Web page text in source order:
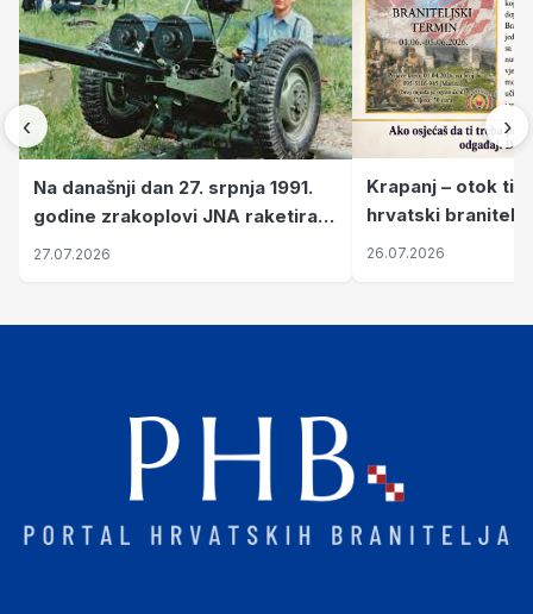
‹
Na današnji dan 27. srpnja 1991.
godine zrakoplovi JNA raketirali
su vojarnu i obučni centar "Nikola
27.07.2026
Krapanj – otok
hrvatski branitelji
pronalaze mir
26.07.2026
›